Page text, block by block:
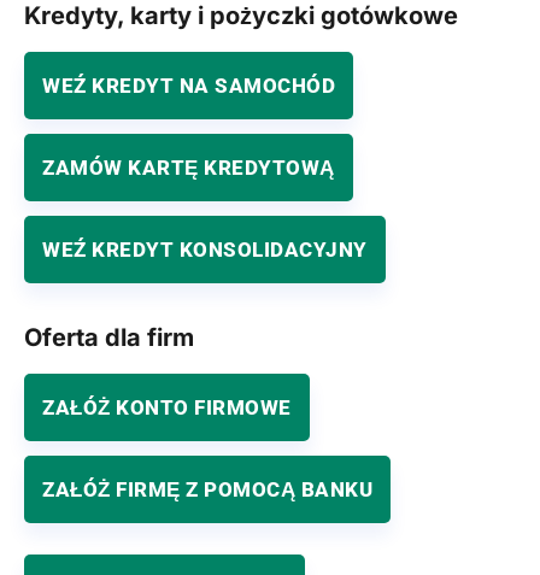
Kredyty, karty i pożyczki gotówkowe
WEŹ KREDYT NA SAMOCHÓD
ZAMÓW KARTĘ KREDYTOWĄ
WEŹ KREDYT KONSOLIDACYJNY
Oferta dla firm
ZAŁÓŻ KONTO FIRMOWE
ZAŁÓŻ FIRMĘ Z POMOCĄ BANKU